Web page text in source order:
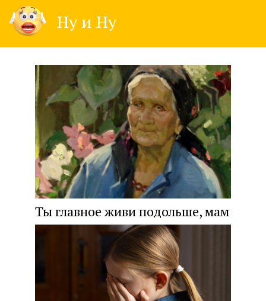
content
Ну и Ну
Ты главное живи подольше, мам